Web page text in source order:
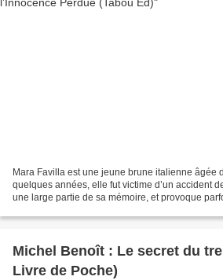
Mara Favilla est une jeune brune italienne âgée
quelques années, elle fut victime d’un accident
une large partie de sa mémoire, et provoque
Michel Benoît : Le secret du
Livre de Poche)